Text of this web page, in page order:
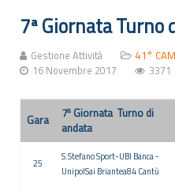
7ª Giornata Turno
Gestione Attività
41°
16 Novembre 2017
3371
Gara 7a Giornata Turno di
andata
25
S.Stefano Sport-UBI Banca -
UnipolSai Briantea84 Cantù